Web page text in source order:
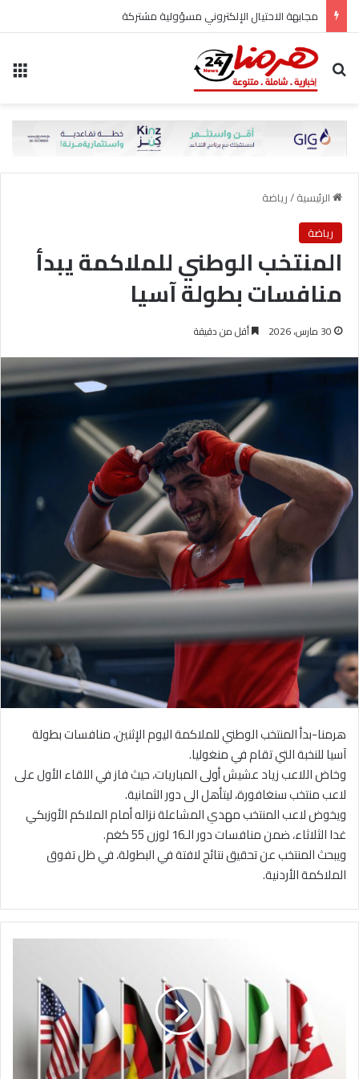
مجابهة الاحتيال الإلكتروني مسؤولية مشتركة
بحث عن
الرئيسية/رياضة
رياضة
المنتخب الوطني للملاكمة يبدأ
منافسات بطولة آسيا
30 مارس، 2026 أقل من دقيقة
هرمنا-بدأ المنتخب الوطني للملاكمة اليوم الإثنين، منافسات بطولة
آسيا للنخبة التي تقام في منغوليا.
وخاض اللاعب زياد عشيش أولى المباريات، حيث فاز في اللقاء الأول على
لاعب منتخب سنغافورة، ليتأهل الى دور الثمانية.
ويخوض لاعب المنتخب مهدي المشاعلة نزاله أمام الملاكم الأوزبكي
غدا الثلاثاء، ضمن منافسات دور الـ16 لوزن 55 كغم.
ويبحث المنتخب عن تحقيق نتائج لافتة في البطولة، في ظل تفوق
الملاكمة الأردنية.